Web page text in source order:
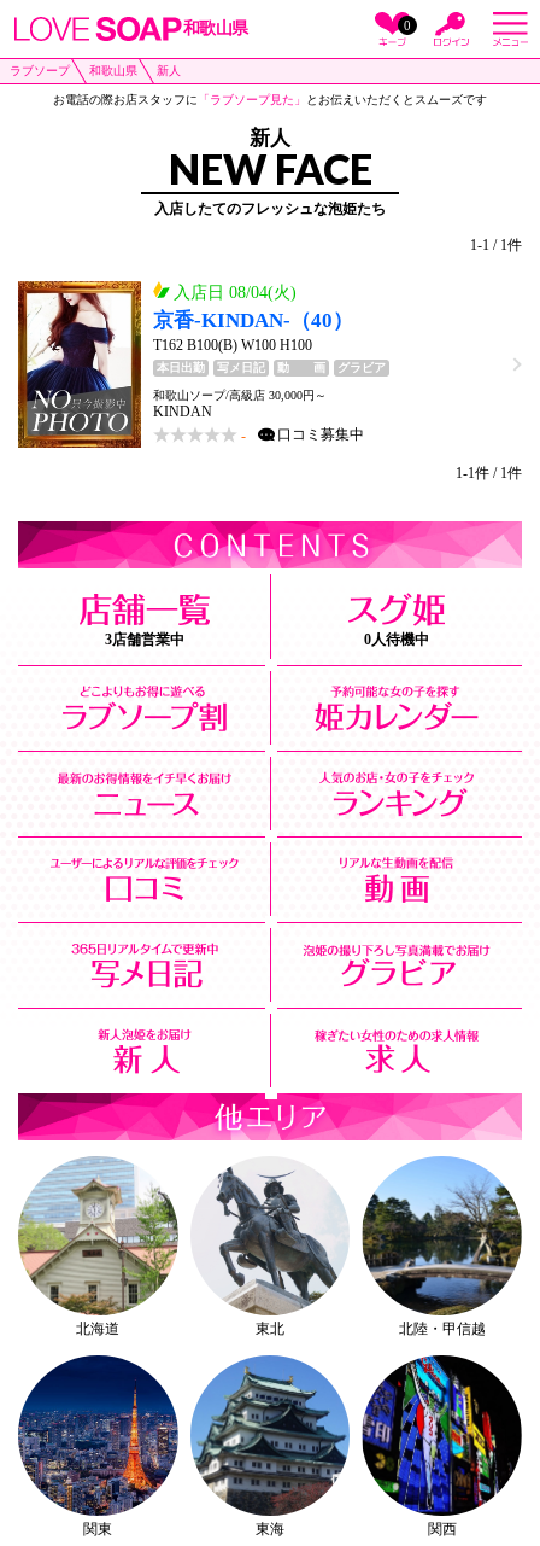
和歌山県 0
ラブソープ 和歌山県 新人
お電話の際お店スタッフに 「ラブソープ見た」 とお伝えいただくとスムーズです
新人
NEW FACE
入店したてのフレッシュな泡姫たち
1-1 / 1件
入店日 08/04(火)
京香-KINDAN-（40）
T162 B100(B) W100 H100
本日出勤 写メ日記 動 画 グラビア
和歌山ソープ/高級店 30,000円～
KINDAN
-
口コミ 募集中
1-1件 / 1件
3店舗営業中 0人待機中
北海道 東北 北陸・甲信越
関東 東海 関西